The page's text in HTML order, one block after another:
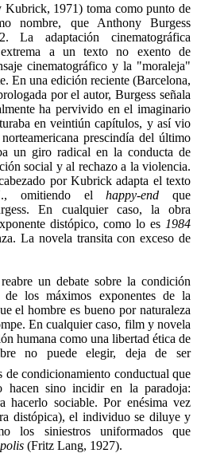
Kubrick, 1971) toma como punto de
nombre, que Anthony Burgess
La adaptación cinematográfica
a un texto no exento de
cinematográfico y la "moraleja"
En una edición reciente (Barcelona,
por el autor, Burgess señala
ha pervivido en el imaginario
en veintiún capítulos, y así vio
prescindía del último
un giro radical en la conducta de
social y al rechazo a la violencia.
por Kubrick adapta el texto
omitiendo elhappy-endque
En cualquier caso, la obra
distópico, como lo es 1984
La novela transita con exceso de
un debate sobre la condición
de los máximos exponentes de la
el hombre es bueno por naturaleza
En cualquier caso, film y novela
humana como una libertad ética de
no puede elegir, deja de ser
de condicionamiento conductual que
hacen sino incidir en la paradoja:
hacerlo sociable. Por enésima vez
distópica), el individuo se diluye y
los siniestros uniformados que
(Fritz Lang, 1927).